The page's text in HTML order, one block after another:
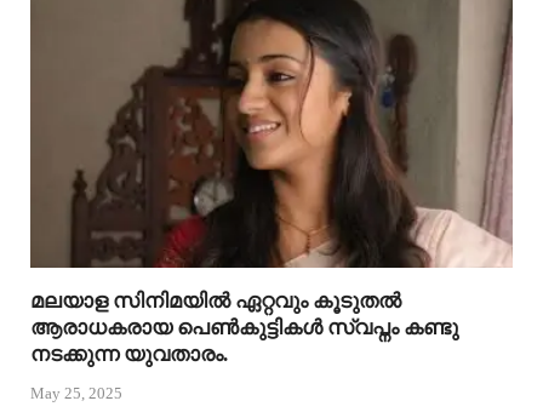
മലയാള സിനിമയിൽ ഏറ്റവും കൂടുതൽ
ആരാധകരായ പെൺകുട്ടികൾ സ്വപ്നം കണ്ടു
നടക്കുന്ന യുവതാരം.
May 25, 2025